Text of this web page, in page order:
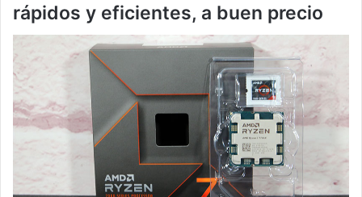
rápidos y eficientes, a buen precio